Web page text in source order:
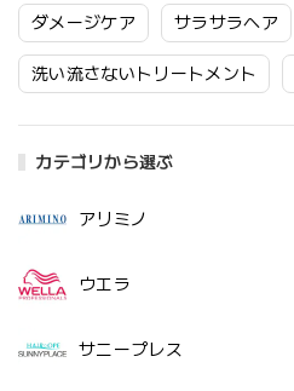
ダメージケア サラサラヘア
洗い流さないトリートメント
カテゴリから選ぶ
アリミノ
ウエラ
サニープレス